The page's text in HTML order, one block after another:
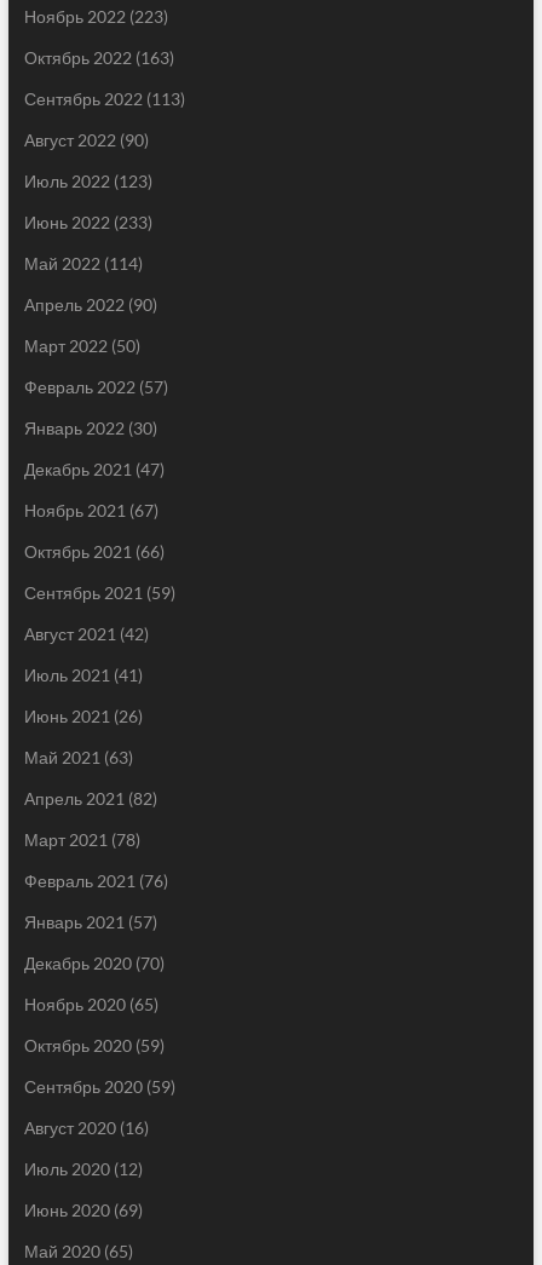
Ноябрь 2022 (223)
Октябрь 2022 (163)
Сентябрь 2022 (113)
Август 2022 (90)
Июль 2022 (123)
Июнь 2022 (233)
Май 2022 (114)
Апрель 2022 (90)
Март 2022 (50)
Февраль 2022 (57)
Январь 2022 (30)
Декабрь 2021 (47)
Ноябрь 2021 (67)
Октябрь 2021 (66)
Сентябрь 2021 (59)
Август 2021 (42)
Июль 2021 (41)
Июнь 2021 (26)
Май 2021 (63)
Апрель 2021 (82)
Март 2021 (78)
Февраль 2021 (76)
Январь 2021 (57)
Декабрь 2020(70)
Ноябрь 2020(65)
Октябрь 2020(59)
Сентябрь 2020(59)
Август 2020(16)
Июль 2020(12)
Июнь 2020(69)
Май 2020(65)